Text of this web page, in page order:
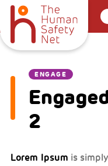
ENGAGE
2
Lorem Ipsum is